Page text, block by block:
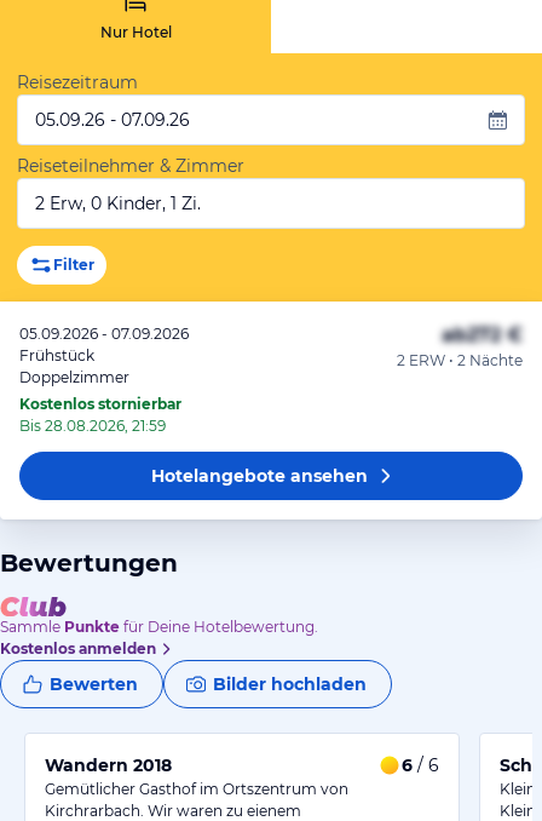
Nur Hotel
Reisezeitraum
05.09.26 - 07.09.26
Reiseteilnehmer & Zimmer
2 Erw, 0 Kinder, 1 Zi.
Filter
05.09.2026 - 07.09.2026
Frühstück
Doppelzimmer
Kostenlos stornierbar
Bis 28.08.2026, 21:59
ab272 €
2 ERW • 2 Nächte
Hotelangeboteansehen
Bewertungen
Sammle Punkte für Deine Hotelbewertung.
Kostenlos anmelden
Bewerten Bilder hochladen
Wandern 2018 6 / 6
Gemütlicher Gasthof im Ortszentrum von
Kirchrarbach. Wir waren zu eienem